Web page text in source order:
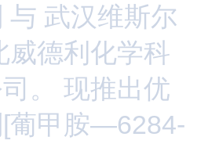
与 武汉维斯尔
威德利化学科
。 现推出优
葡甲胺—6284-